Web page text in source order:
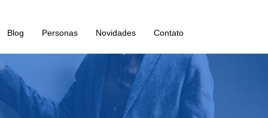
Blog Personas Novidades Contato